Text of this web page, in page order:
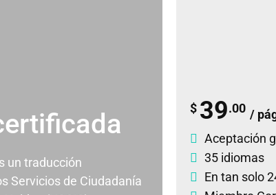
un traducción
Servicios de Ciudadanía
$ 39.00 /
Aceptación
35 idiomas
En tan solo